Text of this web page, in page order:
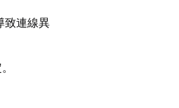
致連線異